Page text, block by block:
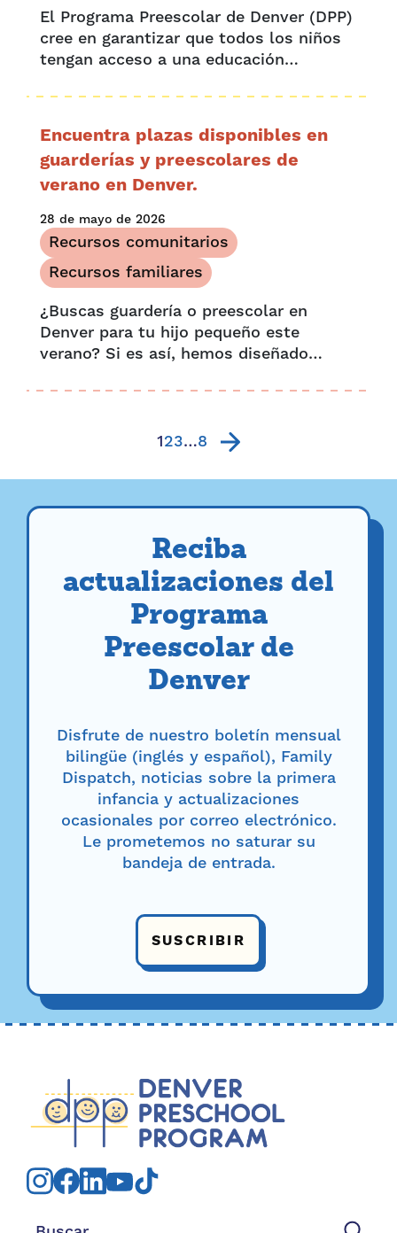
El Programa Preescolar de Denver (DPP)
cree en garantizar que todos los niños
tengan acceso a una educación
Para conectar con las familias de
Denver en toda la ciudad, el DPP
colabora con socios comunitarios...
Encuentra plazas disponibles en
guarderías y preescolares de
verano en Denver.
28 de mayo de 2026
Recursos comunitarios
Recursos familiares
¿Buscas guardería o preescolar en
Denver para tu hijo pequeño este
verano? Si es así, hemos diseñado
Preescolar" especialmente para ti.
123…8
Reciba
actualizaciones del
Programa
Preescolar de
Denver
Disfrute de nuestro boletín mensual
bilingüe (inglés y español), Family
Dispatch, noticias sobre la primera
infancia y actualizaciones
ocasionales por correo electrónico.
Le prometemos no saturar su
bandeja de entrada.
SUSCRIBIR
Buscar: